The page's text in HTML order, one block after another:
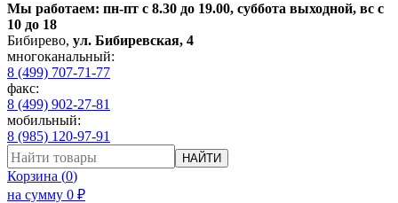
Мы работаем: пн-пт с 8.30 до 19.00, суббота выходной, вс с
10 до 18
Бибирево, ул. Бибиревская, 4
многоканальный:
8 (499) 707-71-77
факс:
8 (499) 902-27-81
мобильный:
8 (985) 120-97-91
НАЙТИ
Корзина (0)
на сумму 0 ₽